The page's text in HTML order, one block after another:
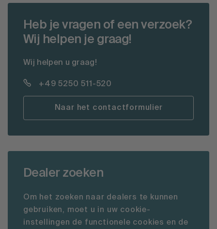
Heb je vragen of een verzoek?
Wij helpen je graag!
Wij helpen u graag!
+49 5250 511-520
Naar het contactformulier
Dealer zoeken
Om het zoeken naar dealers te kunnen
gebruiken, moet u in uw cookie-
instellingen de functionele cookies en de